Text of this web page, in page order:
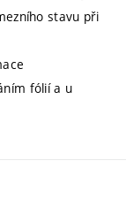
stavu při
fólií a u